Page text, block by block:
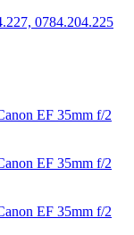
0784.204.225